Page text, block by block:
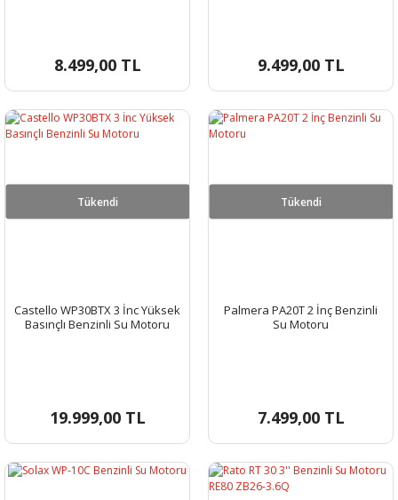
8.499,00 TL 9.499,00 TL
Tükendi
Castello WP30BTX 3 İnc Yüksek
Basınçlı Benzinli Su Motoru
19.999,00 TL
Tükendi
Palmera PA20T 2 İnç Benzinli
Su Motoru
7.499,00 TL